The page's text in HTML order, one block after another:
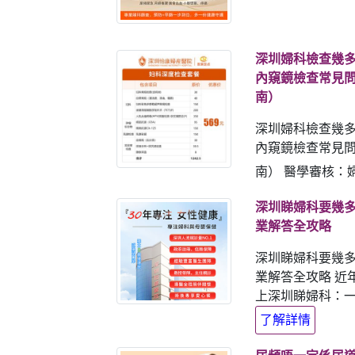
深圳婦科檢查幾
內窺鏡檢查常見
南）
深圳婦科檢查幾
內窺鏡檢查常見
南） 醫學審核：
深圳睇婦科要幾
業解答全攻略
深圳睇婦科要幾
業解答全攻略 近
上深圳睇婦科：
了解詳情